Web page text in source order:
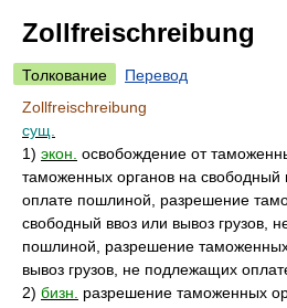
Zollfreischreibung
Толкование
Перевод
Zollfreischreibung
сущ.
1) экон. освобождение от
таможенных органов на свободный
оплате пошлиной, разрешение
свободный ввоз или вывоз грузов,
пошлиной, разрешение
вывоз грузов, не подлежащих
2) бизн.
разрешение таможенных